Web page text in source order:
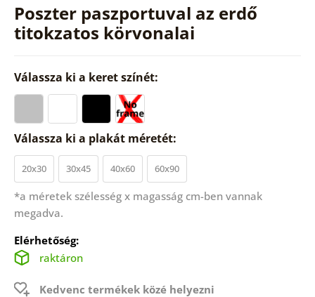
Poszter paszportuval az erdő
titokzatos körvonalai
Válassza ki a keret színét:
Válassza ki a plakát méretét:
20x30 30x45 40x60 60x90
*a méretek szélesség x magasság cm-ben vannak
megadva.
Elérhetőség:
raktáron
Kedvenc termékek közé helyezni